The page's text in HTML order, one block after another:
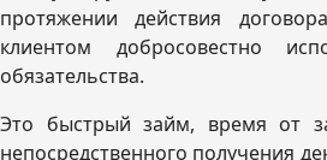
протяжении действия
клиентом добросовестно
обязательства.
Это быстрый займ, время от
непосредственного получения